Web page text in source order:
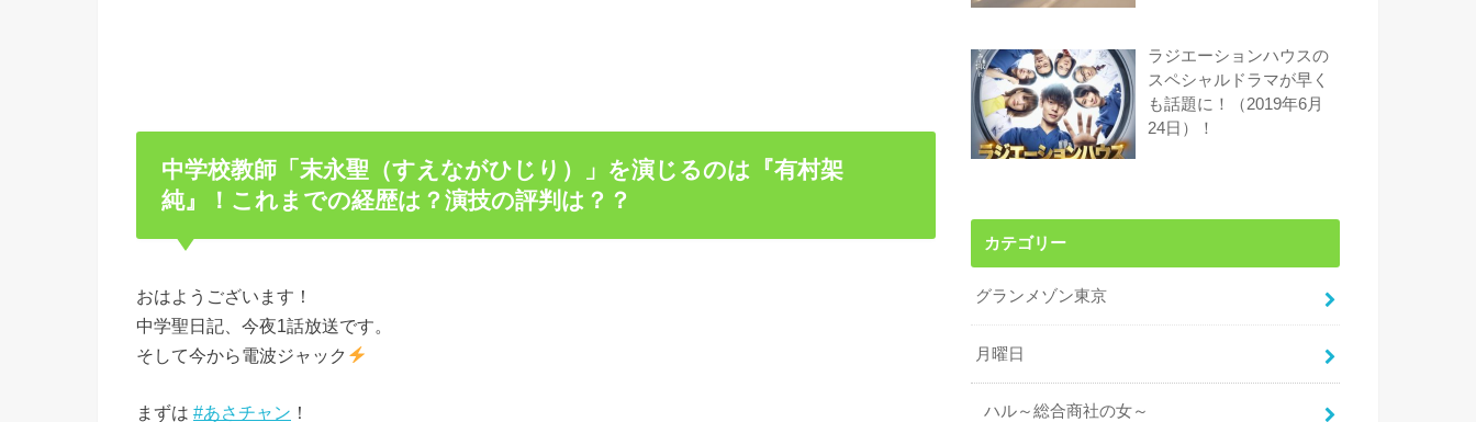
中学校教師「末永聖（すえながひじり）」を演じるのは『有村架
純』！これまでの経歴は？演技の評判は？？
おはようございます！
中学聖日記、今夜1話放送です。
そして今から電波ジャック
まずは #あさチャン ！
ラジエーションハウスの
スペシャルドラマが早く
も話題に！（2019年6月
24日）！
カテゴリー
グランメゾン東京
月曜日
ハル～総合商社の女～